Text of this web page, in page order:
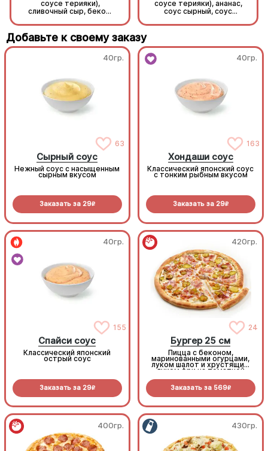
соусе терияки),
сливочный сыр, бекон,
зеленый лук, соус Том
Ям, рис, нори.
соусе терияки), ананас,
соус сырный, соус
Добавьте к своему заказу
40гр.
63
Сырный соус
Нежный соус с насыщенным
сырным вкусом
Заказать за 29R
40гр.
163
Хондаши соус
Классический японский соус
с тонким рыбным вкусом
Заказать за 29R
40гр.
155
Спайси соус
Классический японский
острый соус
Заказать за 29R
420гр.
24
Бургер 25 см
Пицца с беконом,
маринованными огурцами,
луком шалот и хрустящим
луком фри на томатной
Заказать за 569R
400гр. 430гр.